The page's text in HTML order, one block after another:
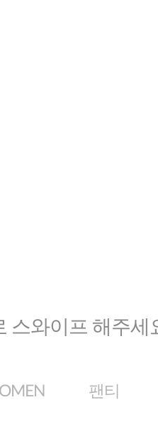
스와이프 해주세
팬티